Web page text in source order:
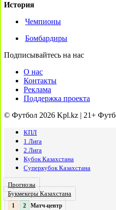
История
Чемпионы
Бомбардиры
Подписывайтесь на нас
О нас
Контакты
Реклама
Поддержка проекта
© Футбол 2026 Kpl.kz | 21+
КПЛ
1 Лига
2 Лига
Кубок Казахстана
Суперкубок Казахстана
Прогнозы
Букмекеры Казахстана
2 : 2 Матч-центр